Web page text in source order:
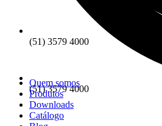
(51) 3579 4000
(51) 3579 4000
Quem somos
Produtos
Downloads
Catálogo